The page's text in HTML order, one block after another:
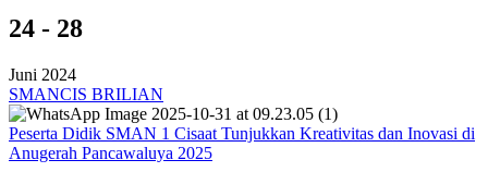
24 - 28
Juni 2024
SMANCIS BRILIAN
Peserta Didik SMAN 1 Cisaat Tunjukkan Kreativitas dan Inovasi di
Anugerah Pancawaluya 2025